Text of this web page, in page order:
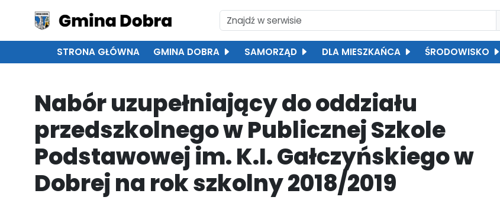
STRONA GŁÓWNA GMINA DOBRA SAMORZĄD DLA MIESZKAŃCA ŚRODOWISKO
Nabór uzupełniający do oddziału
przedszkolnego w Publicznej Szkole
Podstawowej im. K.I. Gałczyńskiego w
Dobrej na rok szkolny 2018/2019